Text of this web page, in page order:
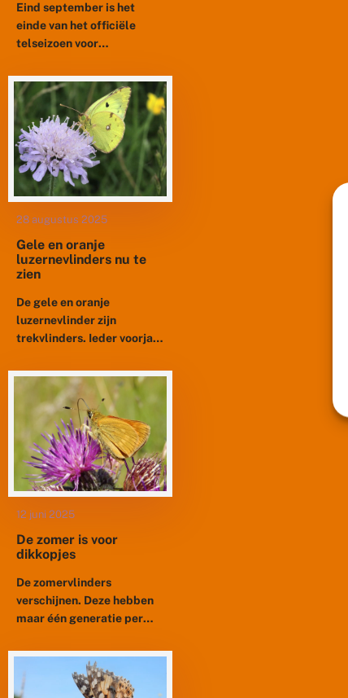
Eind september is het
einde van het officiële
telseizoen voor
soorten zijn ver over hun
piek en veel soorten
ontbreken helemaal zo...
28 augustus 2025
Gele en oranje
luzernevlinders nu te
zien
De gele en oranje
luzernevlinder zijn
trekvlinders. Ieder voorjaar
het zuiden ons land binnen
en planten zich hier voort.
In de...
12 juni 2025
De zomer is voor
dikkopjes
De zomervlinders
verschijnen. Deze hebben
maar één generatie per
Vier soorten bruinig
gekleurde dikkopjes horen
bij die zomervlinders en